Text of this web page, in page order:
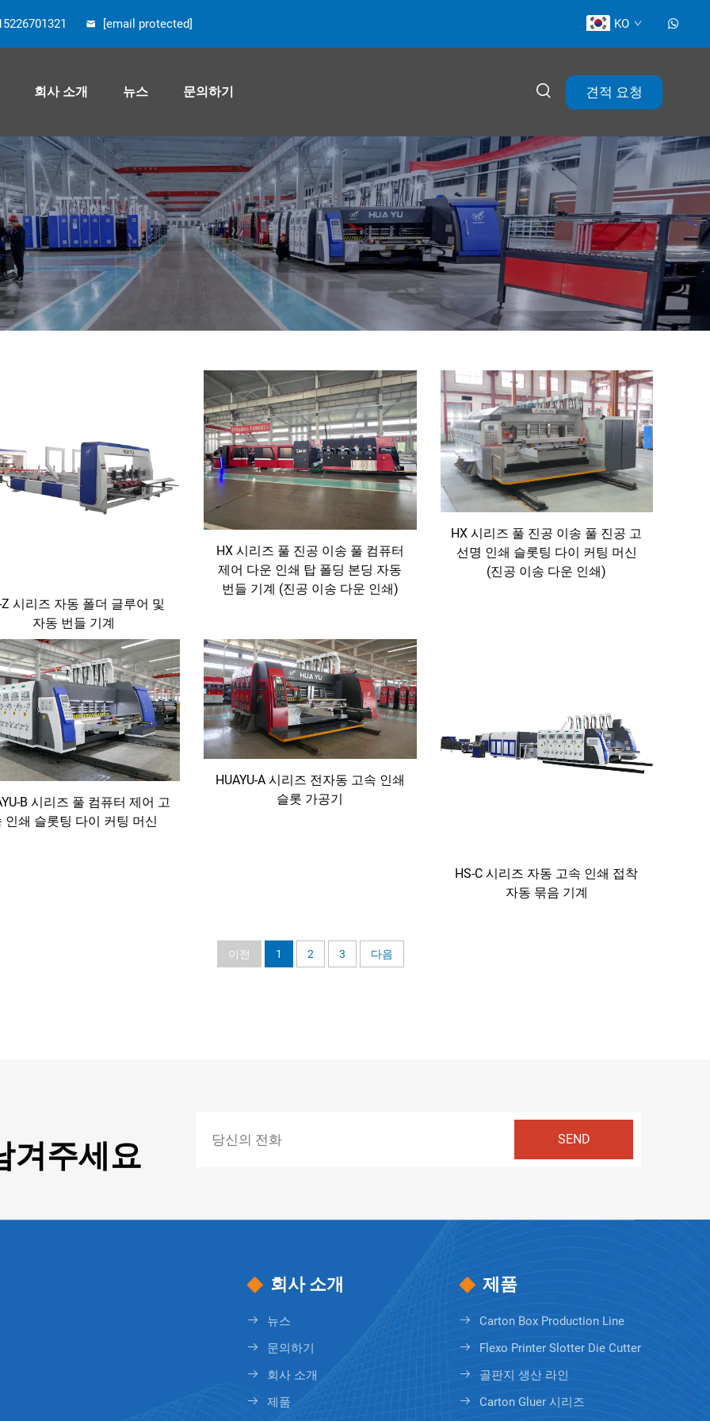
[email protected] KO
회사 소개 뉴스 문의하기 견적 요청
Z 시리즈 자동 폴더 글루어 및
자동 번들 기계
HX 시리즈 풀 진공 이송 풀 컴퓨터
제어 다운 인쇄 탑 폴딩 본딩 자동
번들 기계 (진공 이송 다운 인쇄)
HX 시리즈 풀 진공 이송 풀 진공 고
선명 인쇄 슬롯팅 다이 커팅 머신
(진공 이송 다운 인쇄)
B 시리즈 풀 컴퓨터 제어 고
인쇄 슬롯팅 다이 커팅 머신
HUAYU-A 시리즈 전자동 고속 인쇄
슬롯 가공기
HS-C 시리즈 자동 고속 인쇄 접착
자동 묶음 기계
이전 1 2 3 다음
겨주세요
회사 소개
뉴스
문의하기
회사 소개
제품
제품
Carton Box Production Line
Flexo Printer Slotter Die Cutter
골판지 생산 라인
Carton Gluer 시리즈